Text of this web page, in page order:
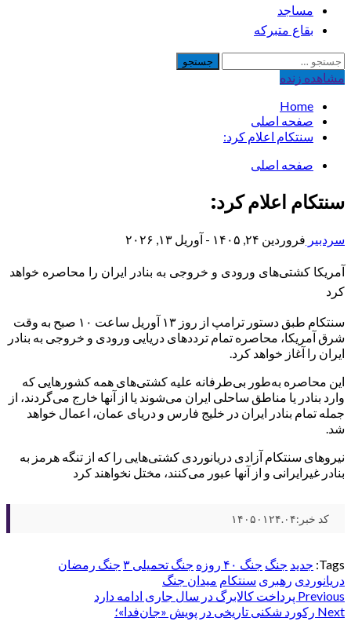
مساجد
بقاع متبرکه
جستجو
برای:
مشاهده‌ زنده
Home
صفحه اصلی
سنتکام اعلام کرد:
صفحه اصلی
سنتکام اعلام کرد:
سردبیر فروردین ۲۴, ۱۴۰۵ - آوریل ۱۳, ۲۰۲۶
آمریکا کشتی‌های ورودی و خروجی به بنادر ایران را محاصره خواهد
کرد
سنتکام طبق دستور ترامپ از روز ۱۳ آوریل ساعت ۱۰ صبح به وقت
شرق آمریکا، محاصره تمام ترددهای دریایی ورودی و خروجی به بنادر
ایران را آغاز خواهد کرد.
این محاصره به‌طور بی‌طرفانه علیه کشتی‌های همه کشورهایی که
وارد بنادر یا مناطق ساحلی ایران می‌شوند یا از آنها خارج می‌گردند، از
جمله تمام بنادر ایران در خلیج فارس و دریای عمان، اعمال خواهد
شد.
نیروهای سنتکام آزادی دریانوردی کشتی‌هایی را که از تنگه هرمز به
بنادر غیرایرانی و از آنها عبور می‌کنند، مختل نخواهند کرد
کد خبر:۱۴۰۵۰۱۲۴.۰۴
Tags: جدید جنگ جنگ ۴۰ روزه جنگ تحمیلی ۳
جنگ رمضان
دریانوردی رهبری سنتکام میدان جنگ
Post
navigation
Previous پرداخت کالابرگ در سال جاری ادامه دارد
Next رکورد شکنی تاریخی در پویش «جان‌فدا»؛